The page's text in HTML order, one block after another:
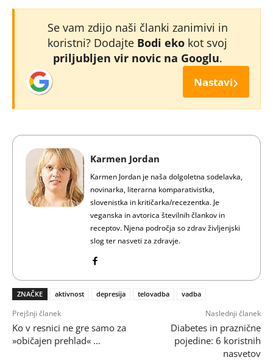
Se vam zdijo naši članki zanimivi in
koristni? Dodajte Bodi eko kot svoj
priljubljen vir novic na Googlu.
Nastavi›
Karmen Jordan
Karmen Jordan je naša dolgoletna sodelavka,
novinarka, literarna komparativistka,
slovenistka in kritičarka/recezentka. Je
veganska in avtorica številnih člankov in
receptov. Njena področja so zdrav življenjski
slog ter nasveti za zdravje.
ZNAČKE aktivnost depresija telovadba vadba
Prejšnji članek
Ko v resnici ne gre samo za
»običajen prehlad« …
Naslednji članek
Diabetes in praznične
pojedine: 6 koristnih
nasvetov